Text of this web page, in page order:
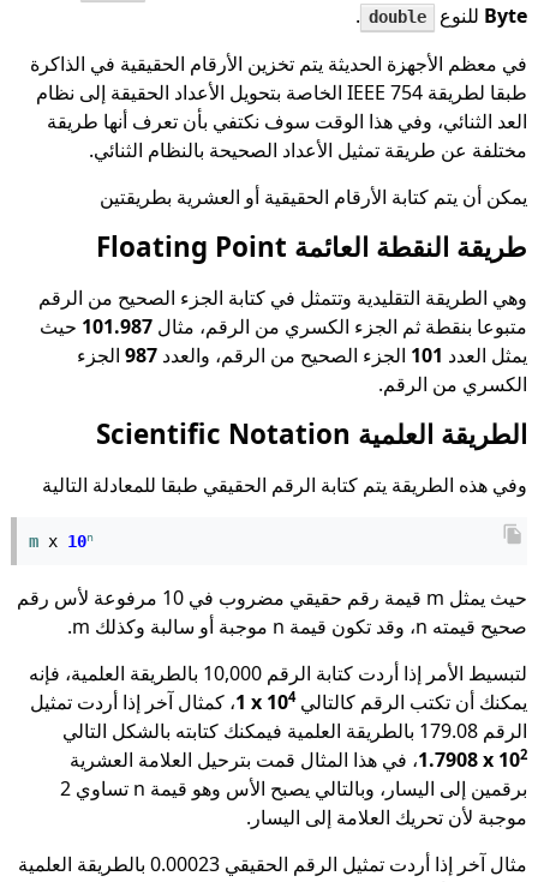
Byte للنوع double
.
في معظم الأجهزة الحديثة يتم تخزين الأرقام الحقيقية في الذاكرة
طبقا لطريقة IEEE 754 الخاصة بتحويل الأعداد الحقيقة إلى نظام
العد الثنائي، وفي هذا الوقت سوف نكتفي بأن تعرف أنها طريقة
مختلفة عن طريقة تمثيل الأعداد الصحيحة بالنظام الثنائي.
يمكن أن يتم كتابة الأرقام الحقيقية أو العشرية بطريقتين
طريقة النقطة العائمة Floating Point
وهي الطريقة التقليدية وتتمثل في كتابة الجزء الصحيح من الرقم
متبوعا بنقطة ثم الجزء الكسري من الرقم، مثال 101.987 حيث
يمثل العدد 101 الجزء الصحيح من الرقم، والعدد 987الجزء
الكسري من الرقم.
الطريقة العلمية Scientific Notation
وفي هذه الطريقة يتم كتابة الرقم الحقيقي طبقا للمعادلة التالية
m x 10n
حيث يمثل m قيمة رقم حقيقي مضروب في 10 مرفوعة لأس رقم
صحيح قيمته n، وقد تكون قيمة n موجبة أو سالبة وكذلك m.
لتبسيط الأمر إذا أردت كتابة الرقم 10,000 بالطريقة العلمية، فإنه
يمكنك أن تكتب الرقم كالتالي 1 x 104
، كمثال آخر إذا أردت تمثيل
الرقم 179.08 بالطريقة العلمية فيمكنك كتابته بالشكل التالي
1.7908 x 102
، في هذا المثال قمت بترحيل العلامة العشرية
برقمين إلى اليسار، وبالتالي يصبح الأس وهو قيمة n تساوي 2
موجبة لأن تحريك العلامة إلى اليسار.
مثال آخر إذا أردت تمثيل الرقم الحقيقي 0.00023 بالطريقة العلمية